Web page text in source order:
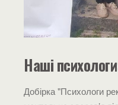
Наші
Добірка "Психологи